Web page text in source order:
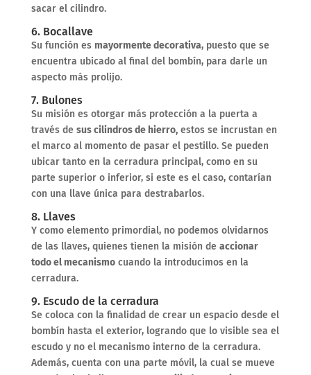
sacar el cilindro.
6. Bocallave
Su función es mayormente decorativa, puesto que se
encuentra ubicado al final del bombín, para darle un
aspecto más prolijo.
7. Bulones
Su misión es otorgar más protección a la puerta a
través de sus cilindros de hierro,estos se incrustan en
el marco al momento de pasar el pestillo. Se pueden
ubicar tanto en la cerradura principal, como en su
parte superior o inferior, si este es el caso, contarían
con una llave única para destrabarlos.
8. Llaves
Y como elemento primordial, no podemos olvidarnos
de las llaves, quienes tienen la misión de accionar
todo el mecanismocuando la introducimos en la
cerradura.
9. Escudo de la cerradura
Se coloca con la finalidad de crear un espacio desde el
bombín hasta el exterior, logrando que lo visible sea el
escudo y no el mecanismo interno de la cerradura.
Además, cuenta con una parte móvil, la cual se mueve